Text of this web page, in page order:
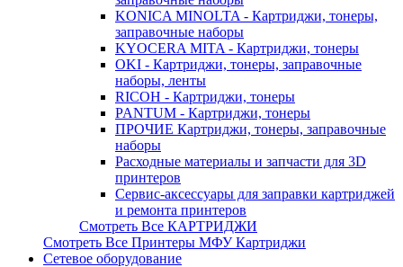
KONICA MINOLTA - Картриджи, тонеры,
заправочные наборы
KYOCERA MITA - Картриджи, тонеры
OKI - Картриджи, тонеры, заправочные
наборы, ленты
RICOH - Картриджи, тонеры
PANTUM - Картриджи, тонеры
ПРОЧИЕ Картриджи, тонеры, заправочные
наборы
Расходные материалы и запчасти для 3D
принтеров
Сервис-аксессуары для заправки картриджей
и ремонта принтеров
Смотреть Все КАРТРИДЖИ
Смотреть Все Принтеры МФУ Картриджи
Сетевое оборудование